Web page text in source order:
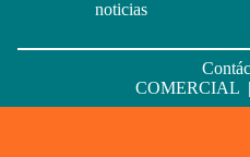
noticias
COMERCIAL |